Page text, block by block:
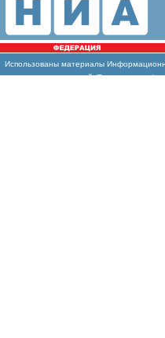
Использованы материалы
массовых коммуникаций (Роскомнадзор)